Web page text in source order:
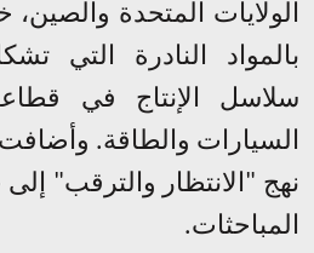
الولايات المتحدة
بالمواد النادرة التي
سلاسل الإنتاج في
السيارات والطاقة. وأضافت
نهج "الانتظار والترقب"
المباحثات.